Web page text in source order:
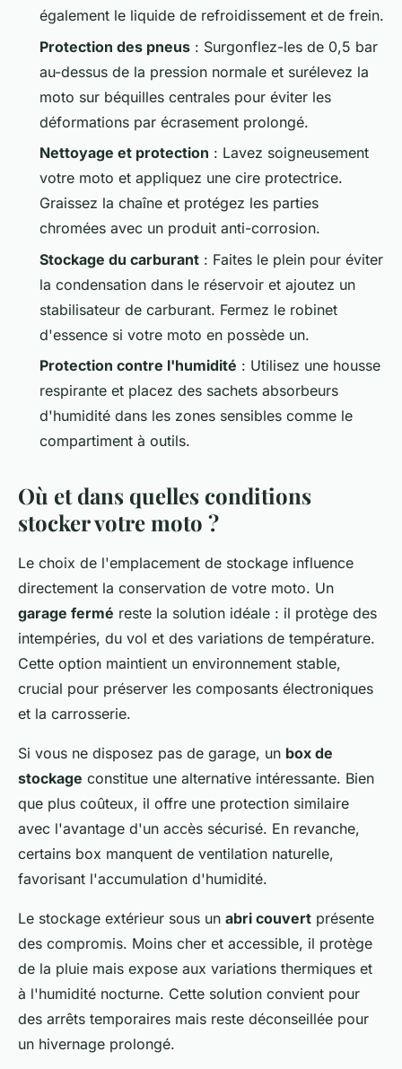
également le liquide de refroidissement et de frein.
Protection des pneus : Surgonflez-les de 0,5 bar
au-dessus de la pression normale et surélevez la
moto sur béquilles centrales pour éviter les
déformations par écrasement prolongé.
Nettoyage et protection : Lavez soigneusement
votre moto et appliquez une cire protectrice.
Graissez la chaîne et protégez les parties
chromées avec un produit anti-corrosion.
Stockage du carburant : Faites le plein pour éviter
la condensation dans le réservoir et ajoutez un
stabilisateur de carburant. Fermez le robinet
d'essence si votre moto en possède un.
Protection contre l'humidité : Utilisez une housse
respirante et placez des sachets absorbeurs
d'humidité dans les zones sensibles comme le
compartiment à outils.
Où et dans quelles conditions
stocker votre moto ?
Le choix de l'emplacement de stockage influence
directement la conservation de votre moto. Un
garage fermé reste la solution idéale : il protège des
intempéries, du vol et des variations de température.
Cette option maintient un environnement stable,
crucial pour préserver les composants électroniques
et la carrosserie.
Si vous ne disposez pas de garage, un box de
stockage constitue une alternative intéressante. Bien
que plus coûteux, il offre une protection similaire
avec l'avantage d'un accès sécurisé. En revanche,
certains box manquent de ventilation naturelle,
favorisant l'accumulation d'humidité.
Le stockage extérieur sous un abri couvert présente
des compromis. Moins cher et accessible, il protège
de la pluie mais expose aux variations thermiques et
à l'humidité nocturne. Cette solution convient pour
des arrêts temporaires mais reste déconseillée pour
un hivernage prolongé.